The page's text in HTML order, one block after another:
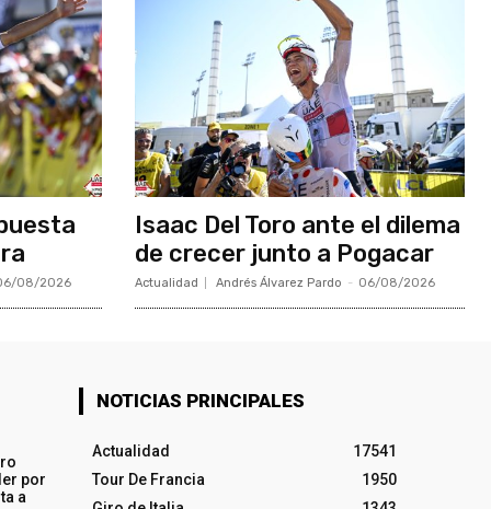
08/2026
Isaac Del Toro ante el dilema
de crecer junto a Pogacar
Actualidad Andrés Álvarez Pardo - 06/08/2026
por
a
NOTICIAS PRINCIPALES
Actualidad
17541
Tour De Francia
1950